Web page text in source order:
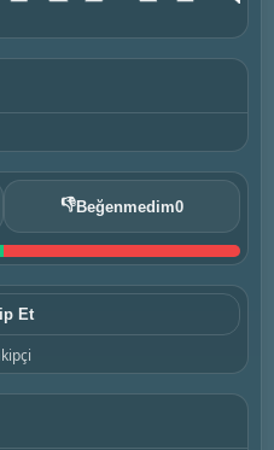
👎Beğenmedim0
Et